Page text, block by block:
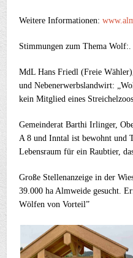
Weitere Informationen:
Stimmungen zum Thema Wolf:.
MdL Hans Friedl (Freie
und Nebenerwerbslandwirt:
kein Mitglied eines
Gemeinderat Barthi Irlinger,
A 8 und Inntal ist bewohnt und
Lebensraum für ein Raubtier,
Große Stellenanzeige in der
39.000 ha Almweide gesucht.
Wölfen von Vorteil”